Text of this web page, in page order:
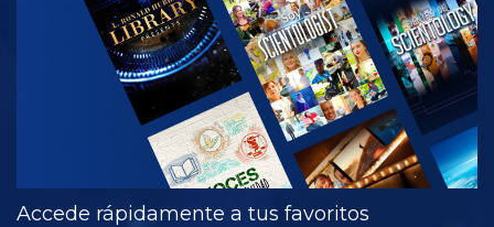
SERIES
Accede rápidamente a tus favoritos